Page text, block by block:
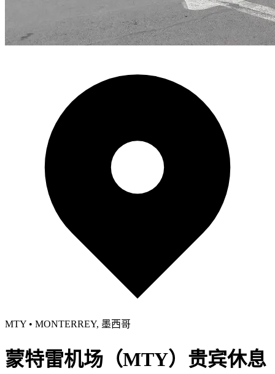
MTY • MONTERREY, 墨西哥
蒙特雷机场（MTY）贵宾休息